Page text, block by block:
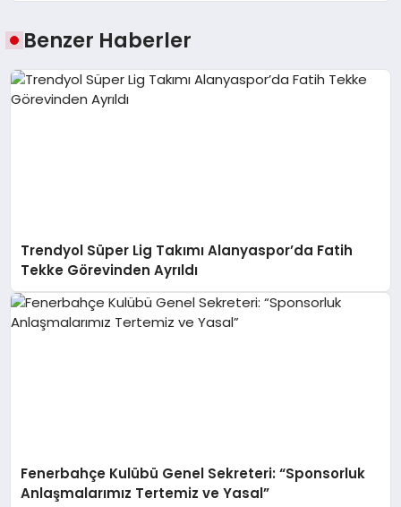
Benzer Haberler
Trendyol Süper Lig Takımı Alanyaspor’da Fatih
Tekke Görevinden Ayrıldı
Fenerbahçe Kulübü Genel Sekreteri: “Sponsorluk
Anlaşmalarımız Tertemiz ve Yasal”